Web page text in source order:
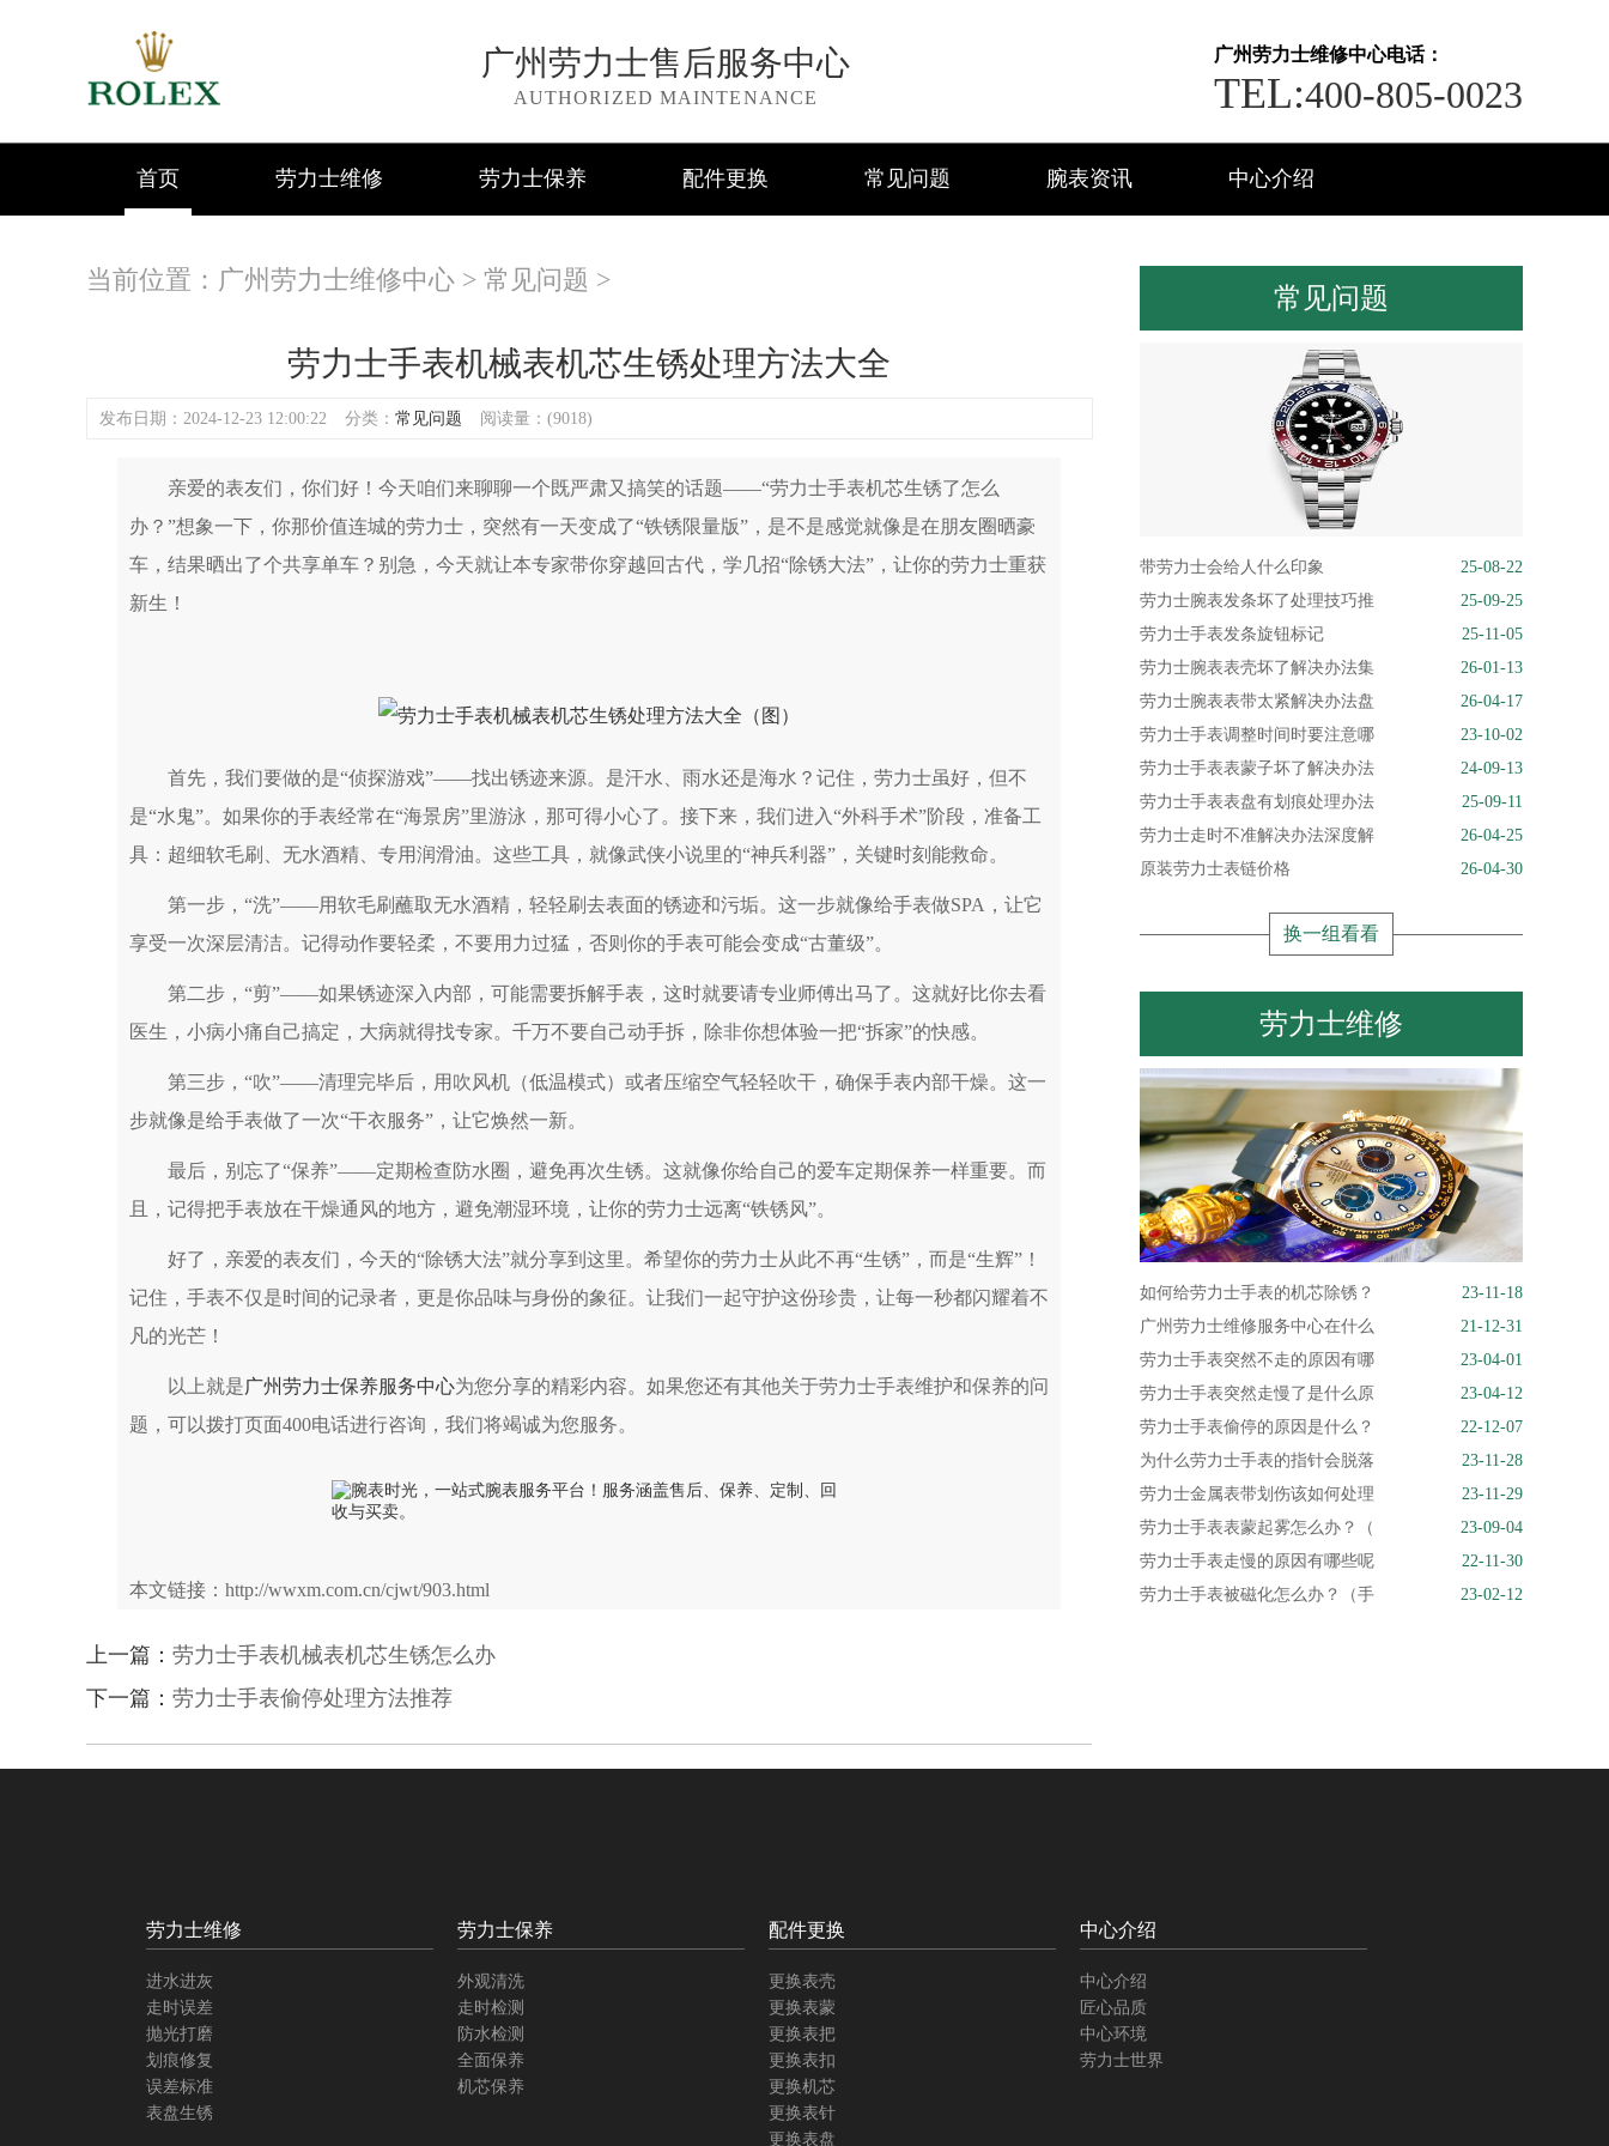
广州劳力士售后服务中心
AUTHORIZED MAINTENANCE
广州劳力士维修中心电话：
TEL:400-805-0023
首页 劳力士维修 劳力士保养 配件更换 常见问题 腕表资讯 中心介绍
当前位置： 广州劳力士维修中心 > 常见问题 >
劳力士手表机械表机芯生锈处理方法大全
发布日期：2024-12-23 12:00:22 分类： 常见问题 阅读量：(9018)
亲爱的表友们，你们好！今天咱们来聊聊一个既严肃又搞笑的话题——“劳力士手表机芯生锈了怎么
办？”想象一下，你那价值连城的劳力士，突然有一天变成了“铁锈限量版”，是不是感觉就像是在朋友圈晒豪
车，结果晒出了个共享单车？别急，今天就让本专家带你穿越回古代，学几招“除锈大法”，让你的劳力士重获
新生！
首先，我们要做的是“侦探游戏”——找出锈迹来源。是汗水、雨水还是海水？记住，劳力士虽好，但不
是“水鬼”。如果你的手表经常在“海景房”里游泳，那可得小心了。接下来，我们进入“外科手术”阶段，准备工
具：超细软毛刷、无水酒精、专用润滑油。这些工具，就像武侠小说里的“神兵利器”，关键时刻能救命。
第一步，“洗”——用软毛刷蘸取无水酒精，轻轻刷去表面的锈迹和污垢。这一步就像给手表做SPA，让它
享受一次深层清洁。记得动作要轻柔，不要用力过猛，否则你的手表可能会变成“古董级”。
第二步，“剪”——如果锈迹深入内部，可能需要拆解手表，这时就要请专业师傅出马了。这就好比你去看
医生，小病小痛自己搞定，大病就得找专家。千万不要自己动手拆，除非你想体验一把“拆家”的快感。
第三步，“吹”——清理完毕后，用吹风机（低温模式）或者压缩空气轻轻吹干，确保手表内部干燥。这一
步就像是给手表做了一次“干衣服务”，让它焕然一新。
最后，别忘了“保养”——定期检查防水圈，避免再次生锈。这就像你给自己的爱车定期保养一样重要。而
且，记得把手表放在干燥通风的地方，避免潮湿环境，让你的劳力士远离“铁锈风”。
好了，亲爱的表友们，今天的“除锈大法”就分享到这里。希望你的劳力士从此不再“生锈”，而是“生辉”！
记住，手表不仅是时间的记录者，更是你品味与身份的象征。让我们一起守护这份珍贵，让每一秒都闪耀着不
凡的光芒！
以上就是广州劳力士保养服务中心为您分享的精彩内容。如果您还有其他关于劳力士手表维护和保养的问
题，可以拨打页面400电话进行咨询，我们将竭诚为您服务。
本文链接：http://wwxm.com.cn/cjwt/903.html
上一篇： 劳力士手表机械表机芯生锈怎么办
下一篇： 劳力士手表偷停处理方法推荐
常见问题
带劳力士会给人什么印象
25-08-22
劳力士腕表发条坏了处理技巧推
25-09-25
劳力士手表发条旋钮标记
25-11-05
劳力士腕表表壳坏了解决办法集
26-01-13
劳力士腕表表带太紧解决办法盘
26-04-17
劳力士手表调整时间时要注意哪
23-10-02
劳力士手表表蒙子坏了解决办法
24-09-13
劳力士手表表盘有划痕处理办法
25-09-11
劳力士走时不准解决办法深度解
26-04-25
原装劳力士表链价格
26-04-30
换一组看看
劳力士维修
如何给劳力士手表的机芯除锈？
23-11-18
广州劳力士维修服务中心在什么
21-12-31
劳力士手表突然不走的原因有哪
23-04-01
劳力士手表突然走慢了是什么原
23-04-12
劳力士手表偷停的原因是什么？
22-12-07
为什么劳力士手表的指针会脱落
23-11-28
劳力士金属表带划伤该如何处理
23-11-29
劳力士手表表蒙起雾怎么办？（
23-09-04
劳力士手表走慢的原因有哪些呢
22-11-30
劳力士手表被磁化怎么办？（手
23-02-12
劳力士维修
进水进灰
走时误差
抛光打磨
划痕修复
误差标准
表盘生锈
劳力士保养
外观清洗
走时检测
防水检测
全面保养
机芯保养
配件更换
更换表壳
更换表蒙
更换表把
更换表扣
更换机芯
更换表针
更换表盘
中心介绍
中心介绍
匠心品质
中心环境
劳力士世界